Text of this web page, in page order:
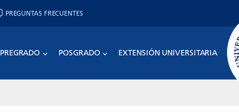
PREGUNTAS FRECUENTES
PREGRADO POSGRADO EXTENSIÓN UNIVERSITARIA